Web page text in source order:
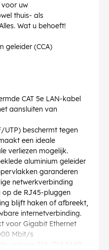
voor uw
thuis- als
Wat u behoeft!
geleider (CCA)
CAT 5e LAN-kabel
aansluiten van
UTP) beschermt tegen
een ideale
verliezen mogelijk.
aluminium geleider
garanderen
netwerkverbinding
op de RJ45-pluggen
blijft haken of afbreekt,
internetverbinding.
voor Gigabit Ethernet
Mbit/s
volgens EIA/TIA 568B,